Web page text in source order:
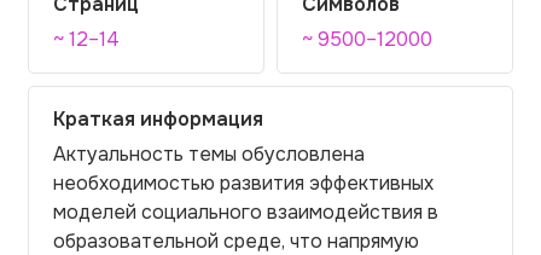
Отзывы
~ 12–14
~ 9500–12000
Краткая информация
Актуальность темы обусловлена
необходимостью развития эффективных
моделей социального взаимодействия в
образовательной среде, что напрямую